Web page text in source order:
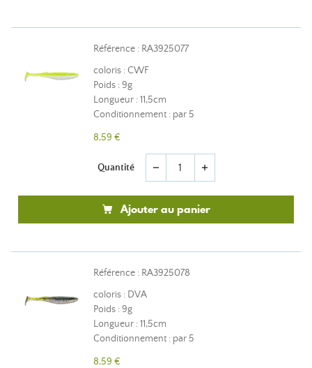
Référence : RA3925077
coloris : CWF
Poids : 9g
Longueur : 11,5cm
Conditionnement : par 5
8,59 €
Quantité remove add
Ajouter au panier
Référence : RA3925078
coloris : DVA
Poids : 9g
Longueur : 11,5cm
Conditionnement : par 5
8,59 €